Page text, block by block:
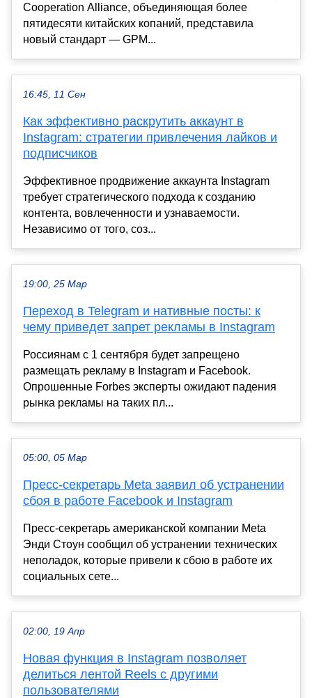
Cooperation Alliance, объединяющая более
пятидесяти китайских копаний, представила
новый стандарт — GPM...
16:45, 11 Сен
Как эффективно раскрутить аккаунт в
Instagram: стратегии привлечения лайков и
подписчиков
Эффективное продвижение аккаунта Instagram
требует стратегического подхода к созданию
контента, вовлеченности и узнаваемости.
Независимо от того, соз...
19:00, 25 Мар
Переход в Telegram и нативные посты: к
чему приведет запрет рекламы в Instagram
Россиянам с 1 сентября будет запрещено
размещать рекламу в Instagram и Facebook.
Опрошенные Forbes эксперты ожидают падения
рынка рекламы на таких пл...
05:00, 05 Мар
Пресс-секретарь Meta заявил об устранении
сбоя в работе Facebook и Instagram
Пресс-секретарь американской компании Meta
Энди Стоун сообщил об устранении технических
неполадок, которые привели к сбою в работе их
социальных сете...
02:00, 19 Апр
Новая функция в Instagram позволяет
делиться лентой Reels с другими
пользователями